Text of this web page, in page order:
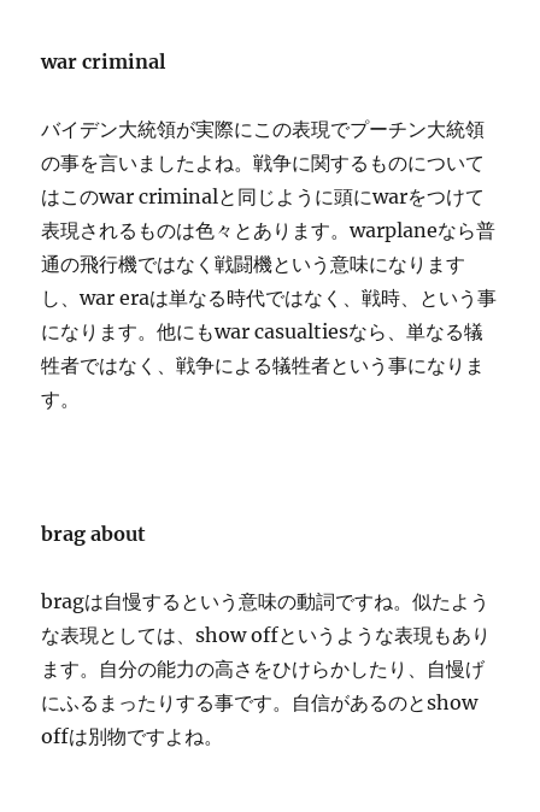
war criminal
バイデン大統領が実際にこの表現でプーチン大統領
の事を言いましたよね。戦争に関するものについて
はこのwar criminalと同じように頭にwarをつけて
表現されるものは色々とあります。warplaneなら普
通の飛行機ではなく戦闘機という意味になります
し、war eraは単なる時代ではなく、戦時、という事
になります。他にもwar casualtiesなら、単なる犠
牲者ではなく、戦争による犠牲者という事になりま
す。
brag about
bragは自慢するという意味の動詞ですね。似たよう
な表現としては、show offというような表現もあり
ます。自分の能力の高さをひけらかしたり、自慢げ
にふるまったりする事です。自信があるのとshow
offは別物ですよね。